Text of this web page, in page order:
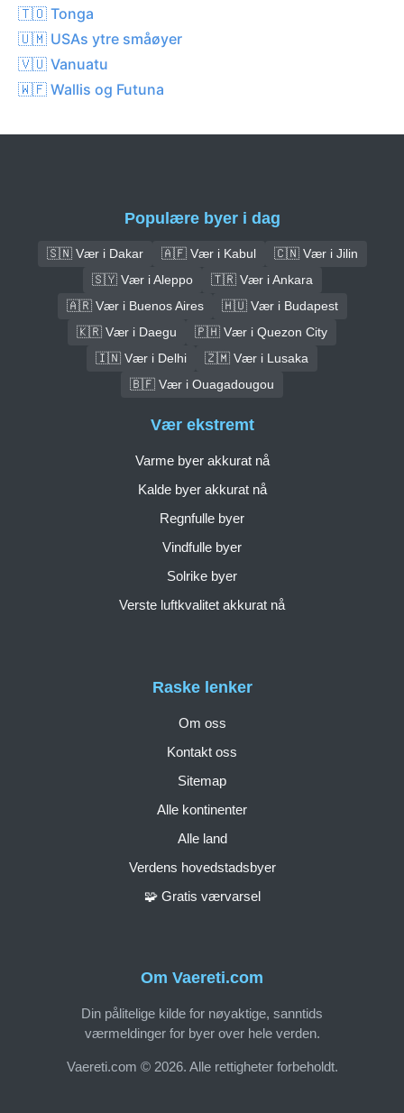
🇹🇴 Tonga
🇺🇲 USAs ytre småøyer
🇻🇺 Vanuatu
🇼🇫 Wallis og Futuna
Populære byer i dag
🇸🇳 Vær i Dakar 🇦🇫 Vær i Kabul
🇨🇳 Vær i Jilin
🇸🇾 Vær i Aleppo
🇹🇷 Vær i Ankara
🇦🇷 Vær i Buenos Aires
🇭🇺 Vær i Budapest
🇰🇷 Vær i Daegu
🇵🇭 Vær i Quezon City
🇮🇳 Vær i Delhi
🇿🇲 Vær i Lusaka
🇧🇫 Vær i Ouagadougou
Om Vaereti.com
Din pålitelige kilde for nøyaktige, sanntids
værmeldinger for byer over hele verden.
Vaereti.com © 2026. Alle rettigheter forbeholdt.
Raske lenker
Om oss
Kontakt oss
Sitemap
Alle kontinenter
Alle land
Verdens hovedstadsbyer
🧩 Gratis værvarsel
Vær ekstremt
Varme byer akkurat nå
Kalde byer akkurat nå
Regnfulle byer
Vindfulle byer
Solrike byer
Verste luftkvalitet akkurat nå